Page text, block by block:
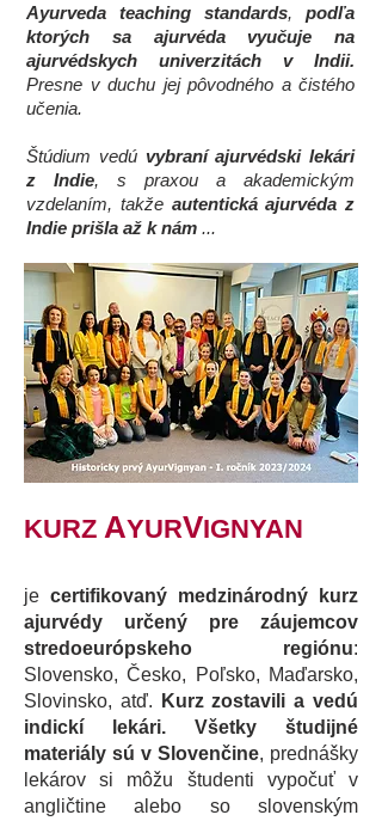
Ayurveda teaching standards, podľa
ktorých sa ajurvéda vyučuje na
ajurvédskych univerzitách v Indii.
Presne v duchu jej pôvodného a čistého
učenia.
Štúdium vedúvybraní ajurvédski lekári
z Indie, s praxou a akademickým
vzdelaním, takže autentická ajurvéda z
Indie prišla až k nám ...
KURZ AYURVIGNYAN
je certifikovaný medzinárodný kurz
ajurvédy určený pre záujemcov
stredoeurópskeho regiónu:
Slovensko, Česko, Poľsko, Maďarsko,
Slovinsko, atď.
Kurz zostavili a vedú
indickí lekári. Všetky študijné
materiály sú v Slovenčine, prednášky
lekárov si môžu študenti vypočuť v
angličtine alebo so slovenským